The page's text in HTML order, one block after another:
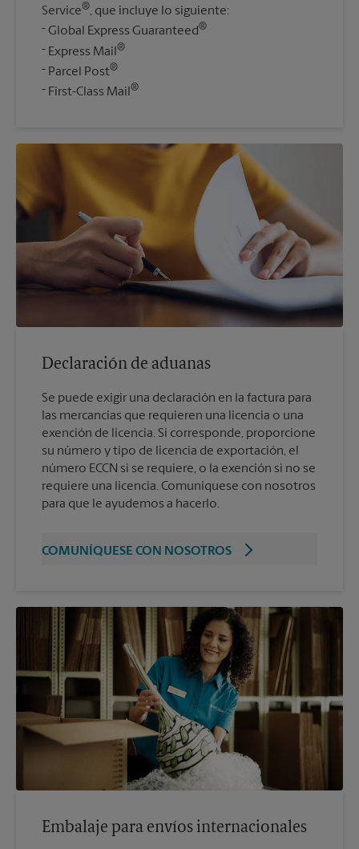
Service®, que incluye lo siguiente:
Global Express Guaranteed®
Express Mail ®
Parcel Post®
First-Class Mail®
Declaración de aduanas
Se puede exigir una declaración en la factura para
las mercancías que requieren una licencia o una
exención de licencia. Si corresponde, proporcione
su número y tipo de licencia de exportación, el
número ECCN si se requiere, o la exención si no se
requiere una licencia. Comuníquese con nosotros
para que le ayudemos a hacerlo.
COMUNÍQUESE CON NOSOTROS
Embalaje para envíos internacionales